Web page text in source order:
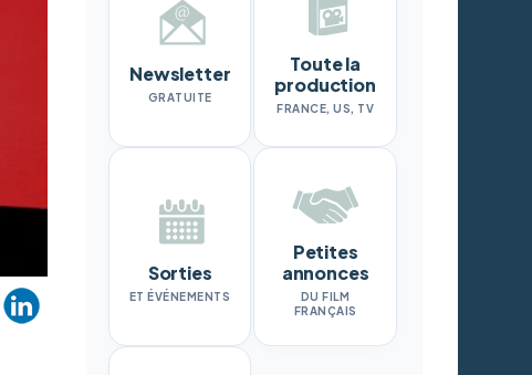
Newsletter
GRATUITE
Toute la
production
FRANCE, US, TV
Sorties
ET ÉVÉNEMENTS
Petites
annonces
DU FILM
FRANÇAIS